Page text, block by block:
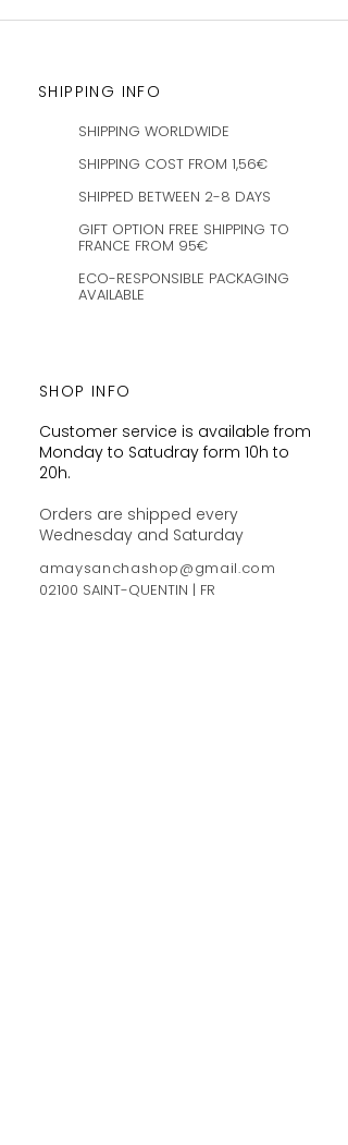
SHIPPING INFO
SHIPPING WORLDWIDE
SHIPPING COST FROM 1,56€
SHIPPED BETWEEN 2-8 DAYS
GIFT OPTION FREE SHIPPING TO
FRANCE FROM 95€
ECO-RESPONSIBLE PACKAGING
AVAILABLE
SHOP INFO
Customer service is available from
Monday to Satudray form 10h to
20h.
Orders are shipped every
Wednesday and Saturday
amaysanchashop@gmail.com
02100 SAINT-QUENTIN | FR